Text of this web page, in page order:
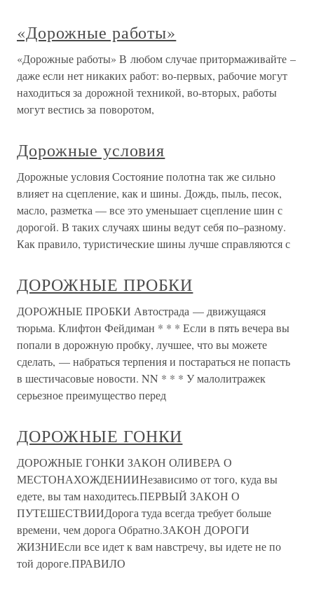
«Дорожные работы»
«Дорожные работы» В любом случае притормаживайте –
даже если нет никаких работ: во-первых, рабочие могут
находиться за дорожной техникой, во-вторых, работы
могут вестись за поворотом,
Дорожные условия
Дорожные условия Состояние полотна так же сильно
влияет на сцепление, как и шины. Дождь, пыль, песок,
масло, разметка — все это уменьшает сцепление шин с
дорогой. В таких случаях шины ведут себя по–разному.
Как правило, туристические шины лучше справляются с
ДОРОЖНЫЕ ПРОБКИ
ДОРОЖНЫЕ ПРОБКИ Автострада — движущаяся
тюрьма. Клифтон Фейдиман * * * Если в пять вечера вы
попали в дорожную пробку, лучшее, что вы можете
сделать, — набраться терпения и постараться не попасть
в шестичасовые новости. NN * * * У малолитражек
серьезное преимущество перед
ДОРОЖНЫЕ ГОНКИ
ДОРОЖНЫЕ ГОНКИ ЗАКОН ОЛИВЕРА О
МЕСТОНАХОЖДЕНИИНезависимо от того, куда вы
едете, вы там находитесь.ПЕРВЫЙ ЗАКОН О
ПУТЕШЕСТВИИДорога туда всегда требует больше
времени, чем дорога Обратно.ЗАКОН ДОРОГИ
ЖИЗНИЕсли все идет к вам навстречу, вы идете не по
той дороге.ПРАВИЛО